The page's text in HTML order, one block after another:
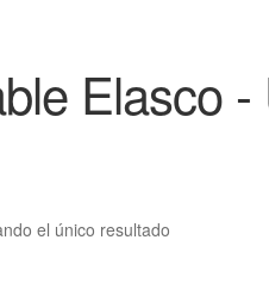
Elasco
el único resultado